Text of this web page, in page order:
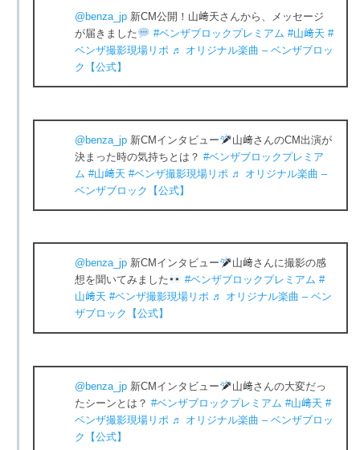
@benza_jp 新CM公開！山﨑天さんから、メッセージ
が届きました
#ベンザブロックプレミアム #山﨑天 #
ベンザ撮影現場リポ ♬ オリジナル楽曲 – ベンザブロッ
ク【公式】
@benza_jp 新CMインタビュー
山﨑さんのCM出演が
決まった時の気持ちとは？#ベンザブロックプレミア
ム #山﨑天 #ベンザ撮影現場リポ ♬ オリジナル楽曲 –
ベンザブロック【公式】
@benza_jp 新CMインタビュー
山﨑さんに撮影の感
想を聞いてみました
#ベンザブロックプレミアム #
山﨑天 #ベンザ撮影現場リポ ♬ オリジナル楽曲 – ベン
ザブロック【公式】
@benza_jp 新CMインタビュー
山﨑さんの大変だっ
たシーンとは？#ベンザブロックプレミアム #山﨑天 #
ベンザ撮影現場リポ ♬ オリジナル楽曲 – ベンザブロッ
ク【公式】